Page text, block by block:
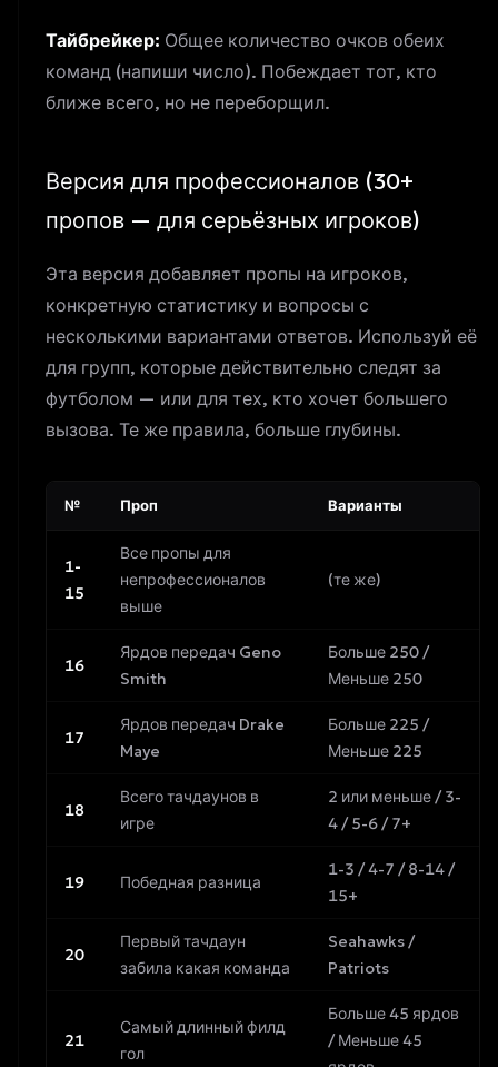
Тайбрейкер: Общее количество очков обеих
команд (напиши число). Побеждает тот, кто
ближе всего, но не переборщил.
Версия для профессионалов (30+
пропов — для серьёзных игроков)
Эта версия добавляет пропы на игроков,
конкретную статистику и вопросы с
несколькими вариантами ответов. Используй её
для групп, которые действительно следят за
футболом — или для тех, кто хочет большего
вызова. Те же правила, больше глубины.
№ Проп Варианты
1-
15
Все пропы для
непрофессионалов
выше
(те же)
16
Ярдов передач Geno
Smith
Больше 250 /
Меньше 250
17
Ярдов передач Drake
Maye
Больше 225 /
Меньше 225
18
Всего тачдаунов в
игре
2 или меньше / 3-
4 / 5-6 / 7+
19 Победная разница
1-3 / 4-7 / 8-14 /
15+
20
Первый тачдаун
забила какая команда
Seahawks /
Patriots
21
Самый длинный филд
гол
Больше 45 ярдов
/ Меньше 45